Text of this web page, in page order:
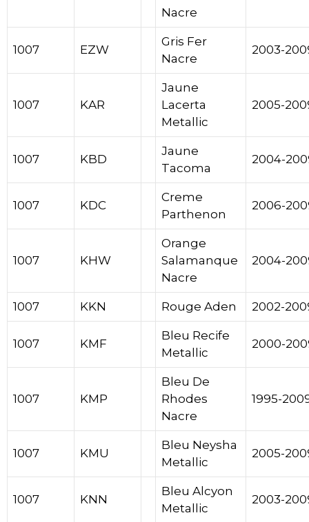
Nacre
1007 EZW
Gris Fer
Nacre
2003-
1007 KAR
Jaune
Lacerta
Metallic
2005-
1007 KBD
Jaune
Tacoma
2004-
1007 KDC
Creme
Parthenon
2006-
1007 KHW
Orange
Salamanque
Nacre
2004-
1007 KKN Rouge Aden 2002-
1007 KMF
Bleu Recife
Metallic
2000-
1007 KMP
Bleu De
Rhodes
Nacre
1995-
1007 KMU
Bleu Neysha
Metallic
2005-
1007 KNN
Bleu Alcyon
Metallic
2003-